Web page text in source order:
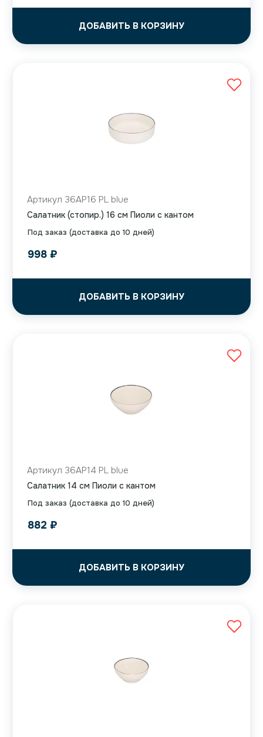
ДОБАВИТЬ В КОРЗИНУ
Под заказ (доставка до 10 дней)
Артикул 36AP16 PL blue
Салатник (стопир.) 16 см Пиоли с кантом
998 ₽
ДОБАВИТЬ В КОРЗИНУ
Под заказ (доставка до 10 дней)
Артикул 36AP14 PL blue
Салатник 14 см Пиоли с кантом
882 ₽
ДОБАВИТЬ В КОРЗИНУ